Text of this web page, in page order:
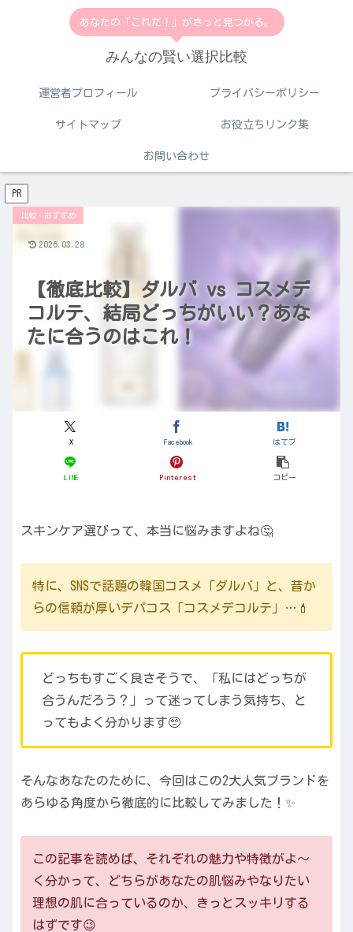
あなたの「これだ！」がきっと見つかる。
みんなの賢い選択比較
運営者プロフィール プライバシーポリシー
サイトマップ お役立ちリンク集
お問い合わせ
PR
【徹底比較】ダルバ vs コスメデ
コルテ、結局どっちがいい？あな
たに合うのはこれ！
比較・おすすめ
X Facebook はてブ
LINE Pinterest コピー
2026.03.28
スキンケア選びって、本当に悩みますよね🤔
特に、SNSで話題の韓国コスメ「ダルバ」と、昔か
らの信頼が厚いデパコス「コスメデコルテ」…💄
どっちもすごく良さそうで、「私にはどっちが
合うんだろう？」って迷ってしまう気持ち、と
ってもよく分かります🥺
そんなあなたのために、今回はこの2大人気ブランドを
あらゆる角度から徹底的に比較してみました！✨
この記事を読めば、それぞれの魅力や特徴がよ〜
く分かって、どちらがあなたの肌悩みやなりたい
理想の肌に合っているのか、きっとスッキリする
はずです😉